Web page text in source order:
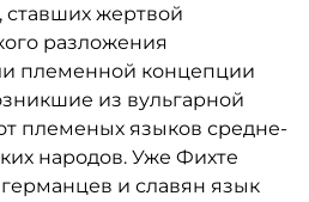
и унитаризмом влияет на
политики?
— это
Консервативной
должна быть Империя:
прусской или
жертвой
разложения
племенной концепции
из вульгарной
племеных языков средне-
народов. Уже Фихте
германцев и славян язык